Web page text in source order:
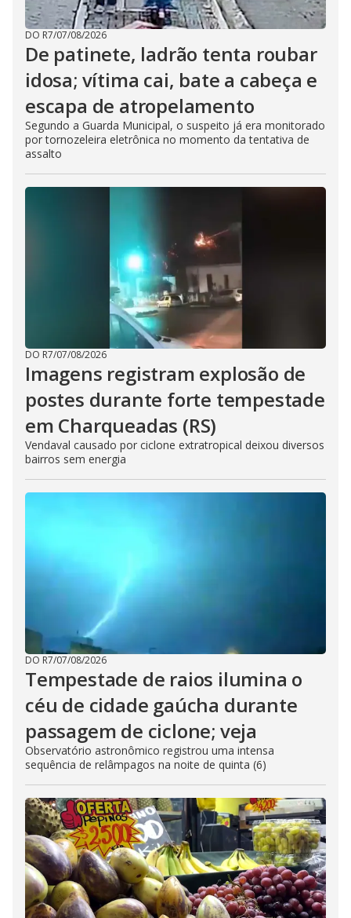
DO R7/07/08/2026
De patinete, ladrão tenta roubar
idosa; vítima cai, bate a cabeça e
escapa de atropelamento
Segundo a Guarda Municipal, o suspeito já era monitorado
por tornozeleira eletrônica no momento da tentativa de
assalto
DO R7/07/08/2026
Imagens registram explosão de
postes durante forte tempestade
em Charqueadas (RS)
Vendaval causado por ciclone extratropical deixou diversos
bairros sem energia
DO R7/07/08/2026
Tempestade de raios ilumina o
céu de cidade gaúcha durante
passagem de ciclone; veja
Observatório astronômico registrou uma intensa
sequência de relâmpagos na noite de quinta (6)